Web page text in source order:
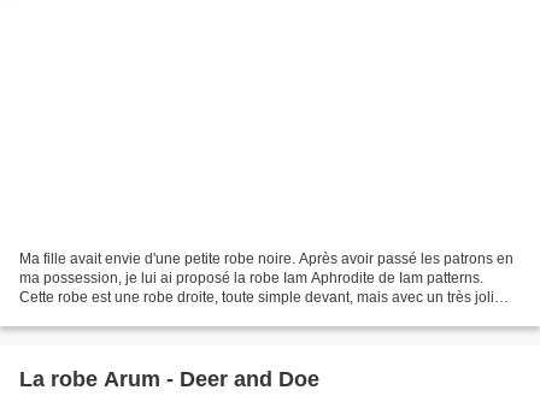
Ma fille avait envie d'une petite robe noire. Après avoir passé les patrons en
ma possession, je lui ai proposé la robe Iam Aphrodite de Iam patterns.
Cette robe est une robe droite, toute simple devant, mais avec un très joli
La robe Arum - Deer and Doe